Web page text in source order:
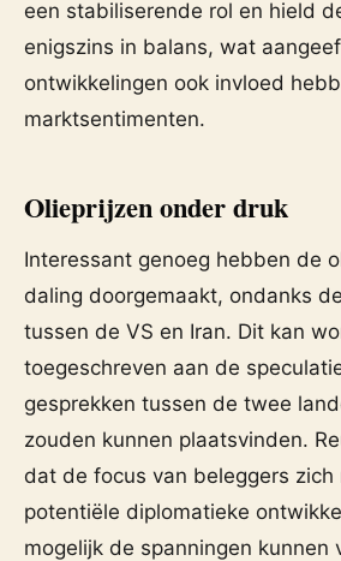
een stabiliserende rol en hield
enigszins in balans, wat
ontwikkelingen ook invloed
marktsentimenten.
Olieprijzen onder druk
Interessant genoeg hebben de
daling doorgemaakt, ondanks
tussen de VS en Iran. Dit kan
toegeschreven aan de
gesprekken tussen de twee
zouden kunnen plaatsvinden.
dat de focus van beleggers zich
potentiële diplomatieke
mogelijk de spanningen kunnen